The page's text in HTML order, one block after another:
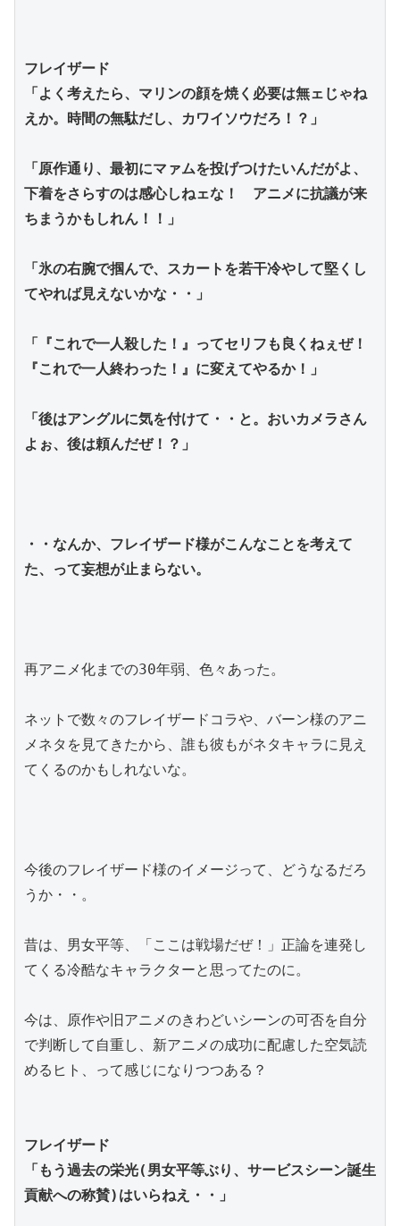
フレイザード
「よく考えたら、マリンの顔を焼く必要は無ェじゃね
えか。時間の無駄だし、カワイソウだろ！？」
「原作通り、最初にマァムを投げつけたいんだがよ、
下着をさらすのは感心しねェな！　アニメに抗議が来
ちまうかもしれん！！」
「氷の右腕で掴んで、スカートを若干冷やして堅くし
てやれば見えないかな・・」
「『これで一人殺した！』ってセリフも良くねぇぜ！
『これで一人終わった！』に変えてやるか！」
「後はアングルに気を付けて・・と。おいカメラさん
よぉ、後は頼んだぜ！？」
・・なんか、フレイザード様がこんなことを考えて
た、って妄想が止まらない。
再アニメ化までの30年弱、色々あった。
ネットで数々のフレイザードコラや、バーン様のアニ
メネタを見てきたから、誰も彼もがネタキャラに見え
てくるのかもしれないな。
今後のフレイザード様のイメージって、どうなるだろ
うか・・。
昔は、男女平等、「ここは戦場だぜ！」正論を連発し
てくる冷酷なキャラクターと思ってたのに。
今は、原作や旧アニメのきわどいシーンの可否を自分
で判断して自重し、新アニメの成功に配慮した空気読
めるヒト、って感じになりつつある？
フレイザード
「もう過去の栄光(男女平等ぶり、サービスシーン誕生
貢献への称賛)はいらねえ・・」